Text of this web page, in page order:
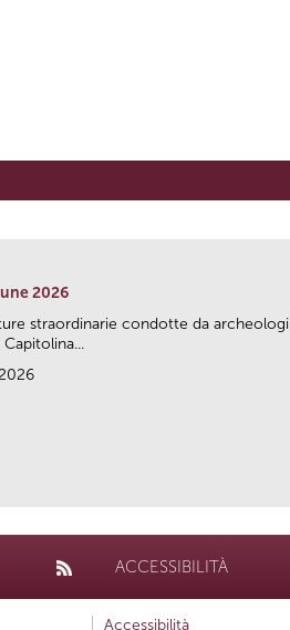
2026
straordinarie condotte da archeologi
ACCESSIBILITÀ
Accessibilità